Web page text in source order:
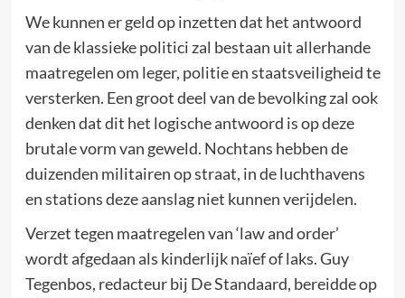
We kunnen er geld op inzetten dat het antwoord
van de klassieke politici zal bestaan uit allerhande
maatregelen om leger, politie en staatsveiligheid te
versterken. Een groot deel van de bevolking zal ook
denken dat dit het logische antwoord is op deze
brutale vorm van geweld. Nochtans hebben de
duizenden militairen op straat, in de luchthavens
en stations deze aanslag niet kunnen verijdelen.
Verzet tegen maatregelen van ‘law and order’
wordt afgedaan als kinderlijk naïef of laks. Guy
Tegenbos, redacteur bij De Standaard, bereidde op